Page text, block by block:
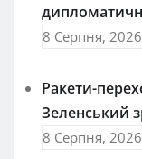
8 Серпня, 2026
Ракети-
Зеленський
8 Серпня, 2026